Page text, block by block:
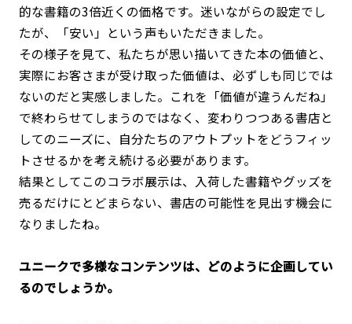
的な書籍の3倍近くの価格です。迷いながらの設定でし
たが、「安い」という声もいただきました。
その様子を見て、私たちが思い描いてきた本の価値と、
実際にお客さまが受け取った価値は、必ずしも同じでは
ないのだと実感しました。これを「価値が違うんだね」
で終わらせてしまうのではなく、変わりつつある書店と
してのニーズに、自分たちのアウトプットをどうフィッ
トさせるかを考え続ける必要があります。
結果としてこのコラボ展示は、入荷した書籍やグッズを
売るだけにとどまらない、書店の可能性を見出す機会に
なりましたね。
――ユニークで多様なコンテンツは、どのように企画してい
るのでしょうか。